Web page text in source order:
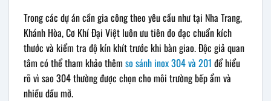
Trong các dự án cần gia công theo yêu cầu như tại Nha Trang,
Khánh Hòa, Cơ Khí Đại Việt luôn ưu tiên đo đạc chuẩn kích
thước và kiểm tra độ kín khít trước khi bàn giao. Độc giả quan
tâm có thể tham khảo thêm so sánh inox 304 và 201 để hiểu
rõ vì sao 304 thường được chọn cho môi trường bếp ẩm và
nhiều dầu mỡ.